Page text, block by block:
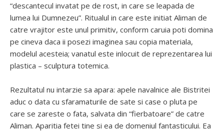
“descantecul invatat pe de rost, in care se leapada de
lumea lui Dumnezeu”. Ritualul in care este initiat Aliman de
catre vrajitor este unul primitiv, conform caruia poti domina
pe cineva daca ii posezi imaginea sau copia materiala,
modelul acesteia; vanatul este inlocuit de reprezentarea lui
plastica – sculptura totemica.
Rezultatul nu intarzie sa apara: apele navalnice ale Bistritei
aduc o data cu sfaramaturile de sate si case o pluta pe
care se zareste o fata, salvata din “fierbatoare” de catre
Aliman. Aparitia fetei tine si ea de domeniul fantasticului. Ea